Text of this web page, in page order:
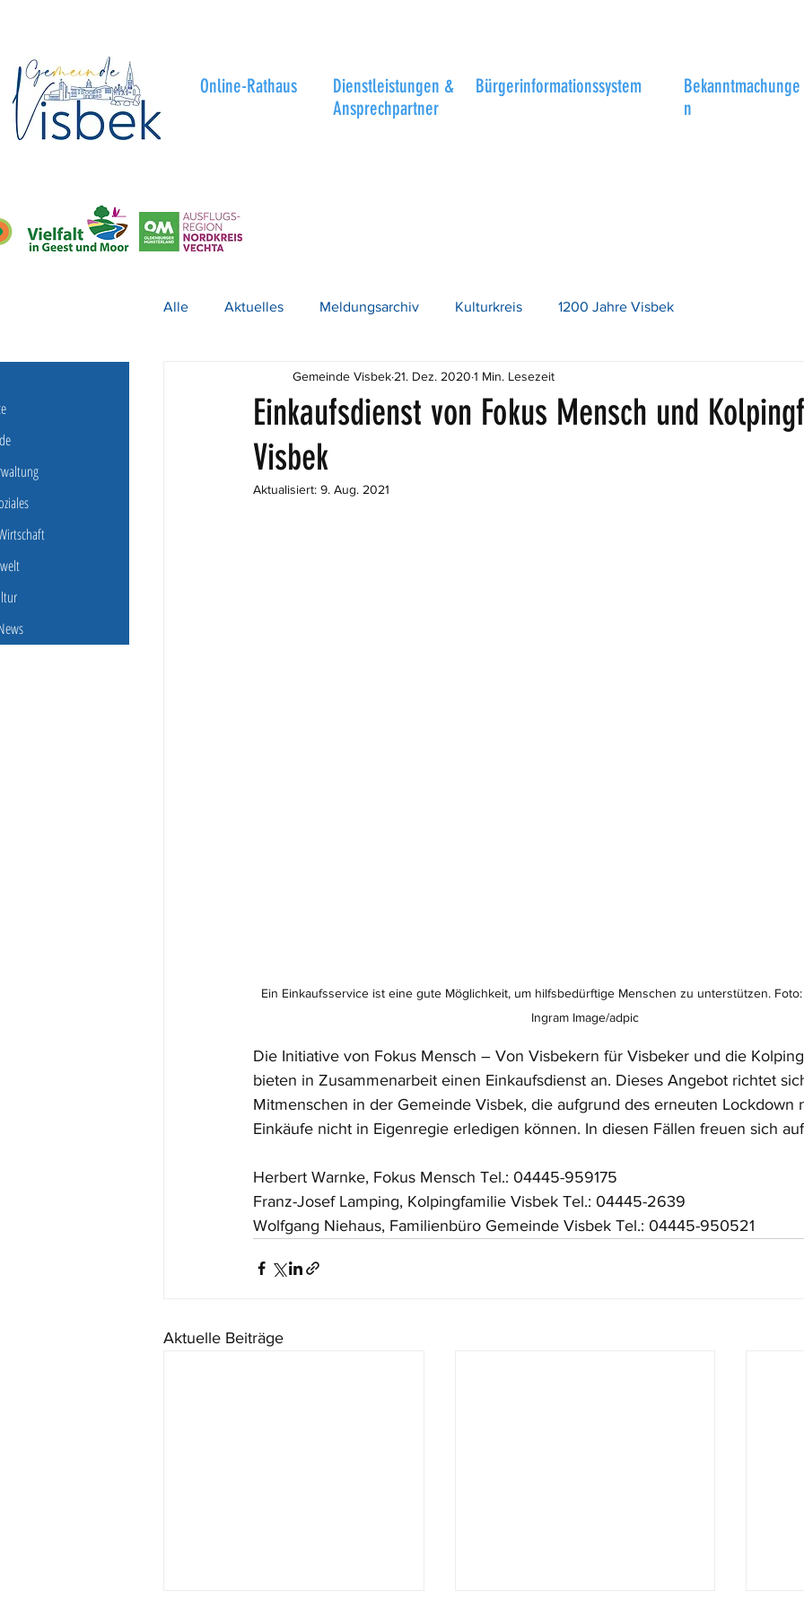
Online-Rathaus
Dienstleistungen &
Ansprechpartner
Bürgerinformationssystem
Bekanntmachunge
n
Alle Aktuelles Meldungsarchiv Kulturkreis 1200 Jahre Visbek
Einkaufsdienst von Fokus Mensch und
Visbek
Gemeinde Visbek 21. Dez. 2020 1 Min. Lesezeit
Aktualisiert: 9. Aug. 2021
Ein Einkaufsservice ist eine gute Möglichkeit, um hilfsbedürftige Menschen zu unterstützen.
Ingram Image/adpic
Die Initiative von Fokus Mensch – Von Visbekern für Visbeker und die
bieten in Zusammenarbeit einen Einkaufsdienst an. Dieses Angebot richtet
Mitmenschen in der Gemeinde Visbek, die aufgrund des erneuten Lockdown
Einkäufe nicht in Eigenregie erledigen können. In diesen Fällen freuen sich
Herbert Warnke, Fokus Mensch Tel.: 04445-959175
Franz-Josef Lamping, Kolpingfamilie Visbek Tel.: 04445-2639
Wolfgang Niehaus, Familienbüro Gemeinde Visbek Tel.: 04445-950521
Aktuelle Beiträge